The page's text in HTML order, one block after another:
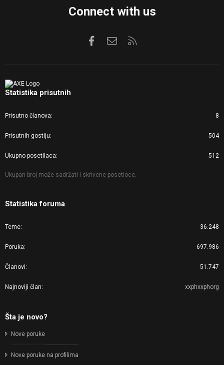
Connect with us
FacebookKontaktirajte nas
Statistika prisutnih
Prisutno članova 8
Prisutnih gostiju 504
Ukupno posetilaca 512
Ukupan broj može sadržati i skrivene posetioce.
Statistika foruma
Teme 36.248
Poruka 697.986
Članovi 51.747
Najnoviji član xxphxxphorg
Šta je novo?
Nove poruke
Nove poruke na profilima